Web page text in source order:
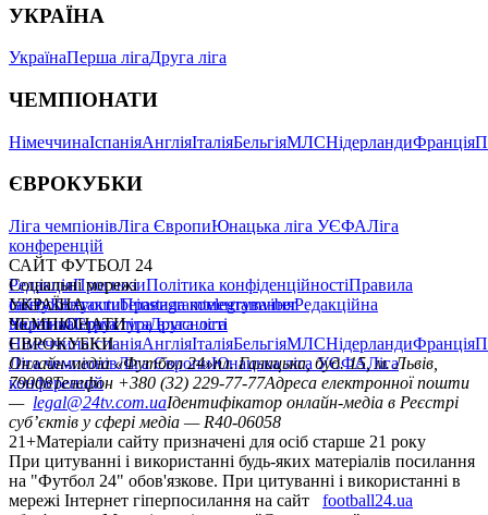
УКРАЇНА
УкраїнаПерша лігаДруга ліга
ЧЕМПІОНАТИ
НімеччинаІспаніяАнгліяІталіяБельгіяМЛСНідерландиФранція
ЄВРОКУБКИ
Ліга чемпіонівЛіга ЄвропиЮнацька ліга УЄФАЛіга
конференцій
САЙТ ФУТБОЛ 24
РедакціяПрогнозиПолітика конфіденційностіПравила
сайтуКонтактиПравила коментуванняРедакційна
політикаСтруктура власності
Соціальні мережі
facebookxyoutubeinstagramtelegramviber
УКРАЇНА
УкраїнаПерша лігаДруга ліга
ЧЕМПІОНАТИ
НімеччинаІспаніяАнгліяІталіяБельгіяМЛСНідерландиФранція
ЄВРОКУБКИ
Ліга чемпіонівЛіга ЄвропиЮнацька ліга УЄФАЛіга
конференцій
Онлайн-медіа «Футбол 24»пл. Галицька, буд. 15, м. Львів,
79008Телефон +380 (32) 229-77-77Адреса електронної пошти
— legal@24tv.com.uaІдентифікатор онлайн-медіа в Реєстрі
суб’єктів у сфері медіа — R40-06058
21+Матеріали сайту призначені для осіб старше 21 року
При цитуванні і використанні будь-яких матеріалів посилання
на "Футбол 24" обов'язкове. При цитуванні і використанні в
мережі Інтернет гіперпосилання на сайт
football24.ua